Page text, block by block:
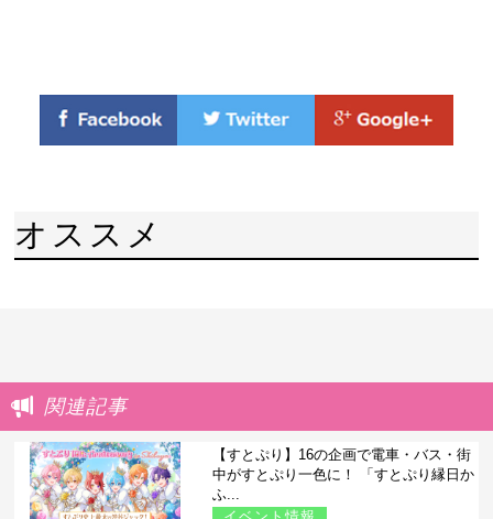
オススメ
関連記事
【すとぷり】16の企画で電車・バス・街
中がすとぷり一色に！ 「すとぷり縁日か
ふ...